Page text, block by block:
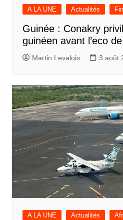
A LA UNE Actualités
Guinée : Conakry
guinéen avant l’eco
Martin Levalois 3 août
A LA UNE Actualités